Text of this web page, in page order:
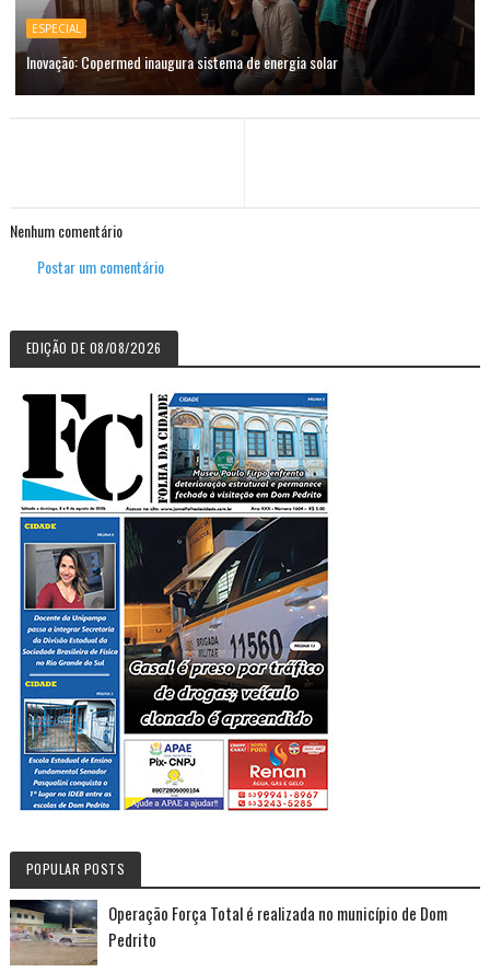
ESPECIAL
Inovação: Copermed inaugura sistema de energia solar
Nenhum comentário
Postar um comentário
EDIÇÃO DE 08/08/2026
POPULAR POSTS
Operação Força Total é realizada no município de Dom
Pedrito